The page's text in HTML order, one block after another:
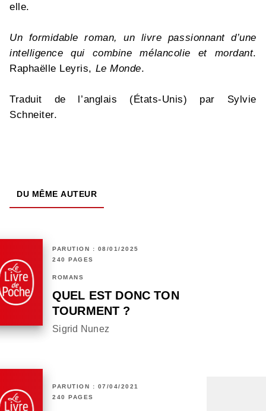
elle.
Un formidable roman, un livre passionnant d’une
intelligence qui combine mélancolie et mordant.
Raphaëlle Leyris, Le Monde.
Traduit de l’anglais (États-Unis) par Sylvie
Schneiter.
DU MÊME AUTEUR
PARUTION : 08/01/2025
240 PAGES
ROMANS
QUEL EST DONC TON
TOURMENT ?
Sigrid Nunez
PARUTION : 07/04/2021
240 PAGES